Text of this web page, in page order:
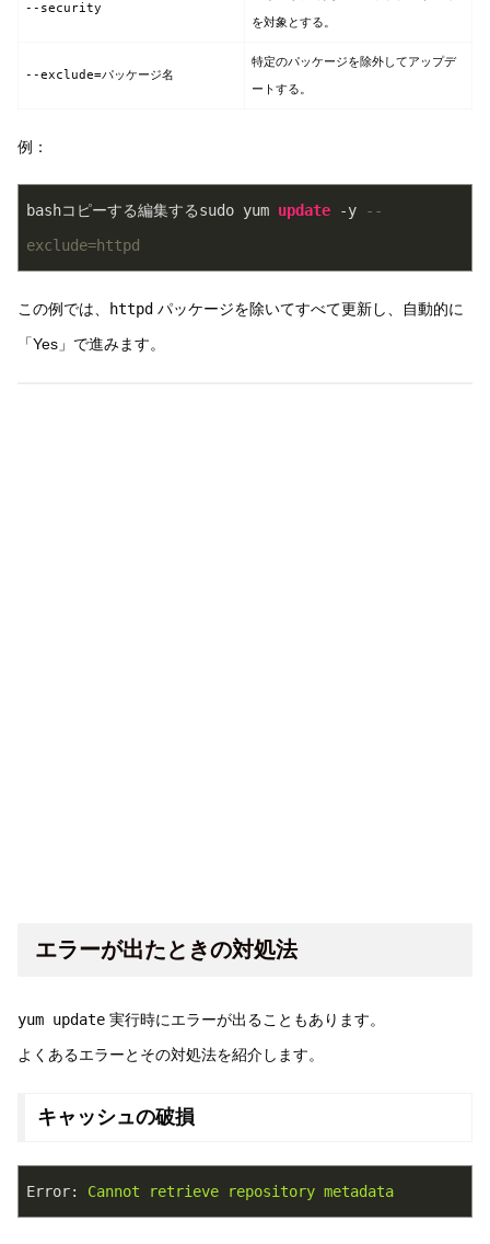
--security
を対象とする。
--exclude=パッケージ名
特定のパッケージを除外してアップデ
ートする。
例：
bashコピーする編集するsudo yum update -y
--
exclude=httpd
この例では、 httpd パッケージを除いてすべて更新し、自動的に
「Yes」で進みます。
エラーが出たときの対処法
yum update 実行時にエラーが出ることもあります。
よくあるエラーとその対処法を紹介します。
キャッシュの破損
Error: Cannot retrieve repository metadata